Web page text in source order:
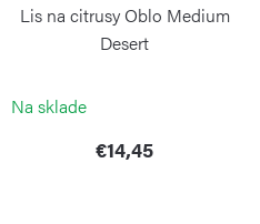
Lis na citrusy Oblo Medium
Desert
Na sklade
€14,45